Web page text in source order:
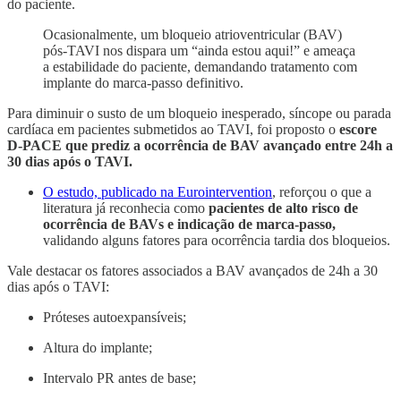
do paciente.
Ocasionalmente, um bloqueio atrioventricular (BAV)
pós-TAVI nos dispara um “ainda estou aqui!” e ameaça
a estabilidade do paciente, demandando tratamento com
implante do marca-passo definitivo.
Para diminuir o susto de um bloqueio inesperado, síncope ou parada
cardíaca em pacientes submetidos ao TAVI, foi proposto o escore
D-PACE que prediz a ocorrência de BAV avançado entre 24h a
30 dias após o TAVI.
O estudo, publicado na Eurointervention, reforçou o que a
literatura já reconhecia como pacientes de alto risco de
ocorrência de BAVs e indicação de marca-passo,
validando alguns fatores para ocorrência tardia dos bloqueios.
Vale destacar os fatores associados a BAV avançados de 24h a 30
dias após o TAVI:
Próteses autoexpansíveis;
Altura do implante;
Intervalo PR antes de base;